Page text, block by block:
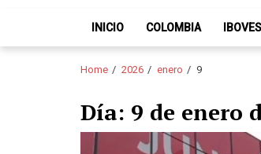
Halcones
INICIO COLOMBIA
Home 2026 enero 9
Día: 9 de enero